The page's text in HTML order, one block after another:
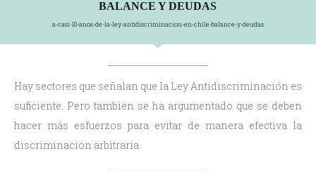
a-casi-10-anos-de-la-ley-antidiscriminacion-en-chile-balance-y-deudas
Hay sectores que señalan que la Ley Antidiscriminación es
suficiente. Pero también se ha argumentado que se deben
hacer más esfuerzos para evitar de manera efectiva la
discriminación arbitraria.